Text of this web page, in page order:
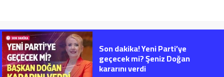
Son dakika! Yeni Parti’ye
geçecek mi? Şeniz Doğan
kararını verdi